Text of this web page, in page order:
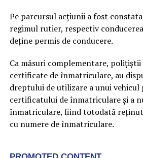
Pe parcursul acțiunii a fost
regimul rutier, respectiv
deține permis de conducere.
Ca măsuri complementare,
certificate de înmatriculare, au
dreptului de utilizare a unui
certificatului de înmatriculare și a
înmatriculare, fiind totodată
cu numere de înmatriculare.